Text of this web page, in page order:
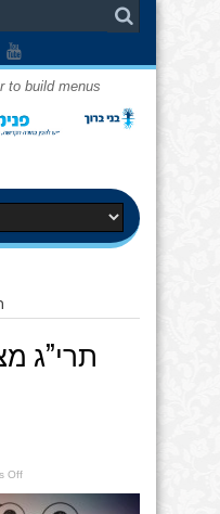
to build menus
תרי”ג
Offon
מצוות